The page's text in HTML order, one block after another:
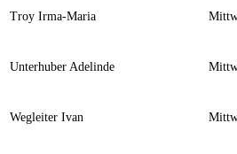
Troy Irma-Maria
Unterhuber Adelinde
Wegleiter Ivan